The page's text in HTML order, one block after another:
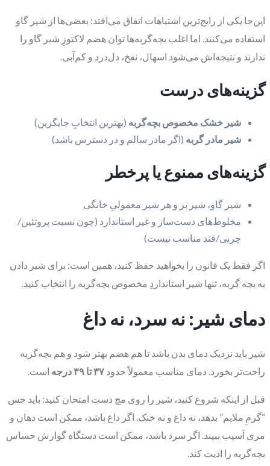
این‌جا یکی از رایج‌ترین اشتباهات اتفاق می‌افتد: بعضی‌ها از شیر گاو
استفاده می‌کنند. اما اغلب بچه‌گربه‌ها توان هضم لاکتوزِ شیر گاو را
ندارند و نتیجه‌اش می‌شود اسهال، نفخ، دل‌درد و کم‌آبی.
گزینه‌های درست
شیر خشک مخصوص بچه‌گربه (بهترین انتخابِ جایگزین)
شیر مادر گربه (اگر مادر سالم و در دسترس باشد)
گزینه‌های ممنوع یا پرخطر
شیر گاو، شیر بز و هر شیر معمولیِ خانگی
مخلوط‌های دست‌ساز و غیر استاندارد (چون نسبت پروتئین/
چربی/قند مناسب نیست)
اگر فقط یک قانون را بخواهید حفظ کنید، همین است: برای شیر دادن
به بچه گربه، تنها شیر استانداردِ مخصوص بچه‌گربه را انتخاب کنید.
دمای شیر: نه سرد، نه داغ
شیر باید نزدیک دمای بدن باشد تا هم هضم بهتر شود و هم بچه‌گربه
راحت‌تر بخورد. دمای مناسب معمولاً حدود ۳۷ تا ۳۹ درجه است.
قبل از اینکه شروع کنید، شیر را روی مچ دست امتحان کنید: باید حس
“گرمِ ملایم” بدهد، نه داغ و نه خنک. اگر داغ باشد، ممکن است دهان و
مری آسیب ببیند. اگر سرد باشد، ممکن است دستگاه گوارش حساس
بچه‌گربه را اذیت کند.